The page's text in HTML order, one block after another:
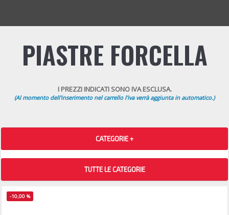
PIASTRE FORCELLA
I PREZZI INDICATI SONO IVA ESCLUSA.
(Al momento dell'inserimento nel carrello l'iva verrà aggiunta in automatico.)
CATEGORIE +
TUTTE LE CATEGORIE
-10,00 %